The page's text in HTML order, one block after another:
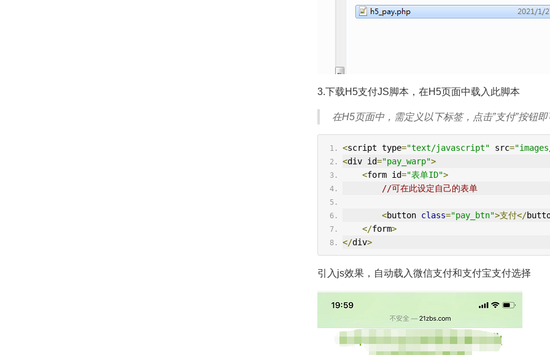
3.下载H5支付JS脚本，在H5页面中载入此脚本
在H5页面中，需定义以下标签，点击”支付”按钮
<script type="text/javascript" src=
<div id="pay_warp">
<form id="表单ID">
//可在此设定自己的表单
<button class="pay_btn">支付</
</form>
</div>
引入js效果，自动载入微信支付和支付宝支付选择